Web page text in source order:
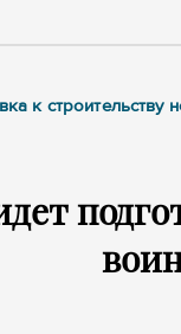
к строительству